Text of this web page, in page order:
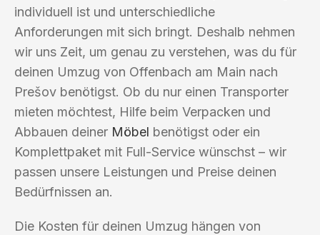
individuell ist und unterschiedliche
Anforderungen mit sich bringt. Deshalb nehmen
wir uns Zeit, um genau zu verstehen, was du für
deinen Umzug von Offenbach am Main nach
Prešov benötigst. Ob du nur einen Transporter
mieten möchtest, Hilfe beim Verpacken und
Abbauen deiner Möbel benötigst oder ein
Komplettpaket mit Full-Service wünschst – wir
passen unsere Leistungen und Preise deinen
Bedürfnissen an.
Die Kosten für deinen Umzug hängen von